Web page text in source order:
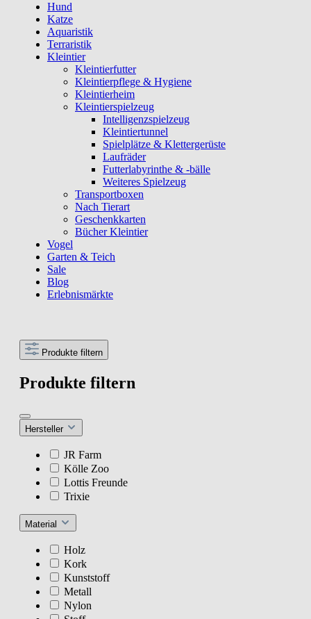
Hund
Katze
Aquaristik
Terraristik
Kleintier
Kleintierfutter
Kleintierpflege & Hygiene
Kleintierheim
Kleintierspielzeug
Intelligenzspielzeug
Kleintiertunnel
Spielplätze & Klettergerüste
Laufräder
Futterlabyrinthe & -bälle
Weiteres Spielzeug
Transportboxen
Nach Tierart
Geschenkkarten
Bücher Kleintier
Vogel
Garten & Teich
Sale
Blog
Erlebnismärkte
Produkte filtern
Produkte filtern
Hersteller
JR Farm
Kölle Zoo
Lottis Freunde
Trixie
Material
Holz
Kork
Kunststoff
Metall
Nylon